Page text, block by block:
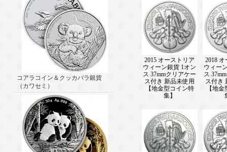
コアラコイン＆クッカバラ銀貨
（カワセミ）
2015 オーストリア
ウィーン銀貨 1オン
ス 37mmクリアケー
ス付き 新品未使用
【地金型コイン特
集】
2018
ウィー
ス
ス付き
【地